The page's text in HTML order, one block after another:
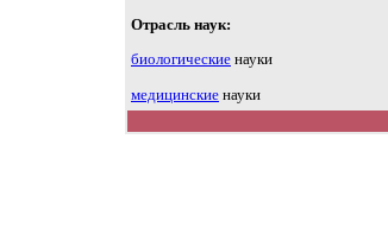
Отрасль наук:
биологические науки
медицинские науки